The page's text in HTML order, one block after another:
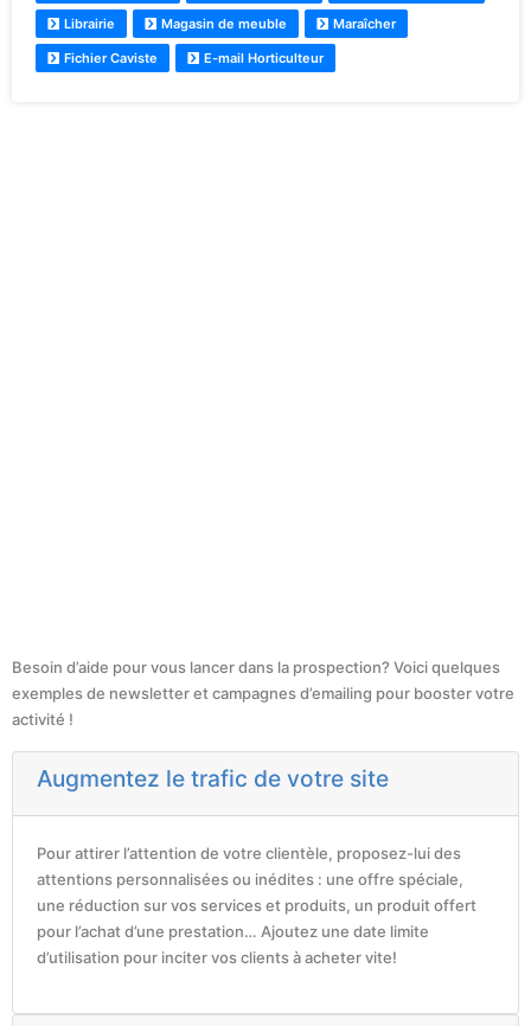
Librairie Magasin de meuble Maraîcher
Fichier Caviste E-mail Horticulteur
Besoin d’aide pour vous lancer dans la prospection? Voici quelques
exemples de newsletter et campagnes d’emailing pour booster votre
activité !
Augmentez le trafic de votre site
Pour attirer l’attention de votre clientèle, proposez-lui des
attentions personnalisées ou inédites : une offre spéciale,
une réduction sur vos services et produits, un produit offert
pour l’achat d’une prestation… Ajoutez une date limite
d’utilisation pour inciter vos clients à acheter vite!